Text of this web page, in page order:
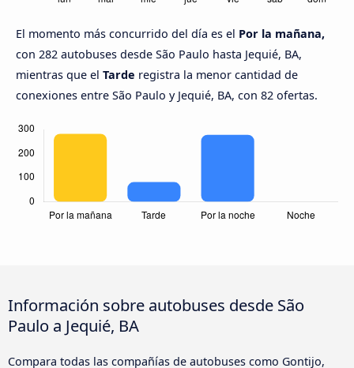
El momento más concurrido del día es el Por la mañana,
con 282 autobuses desde São Paulo hasta Jequié, BA,
mientras que el Tarde registra la menor cantidad de
conexiones entre São Paulo y Jequié, BA, con 82 ofertas.
Información sobre autobuses desde São
Paulo a Jequié, BA
Compara todas las compañías de autobuses como Gontijo,